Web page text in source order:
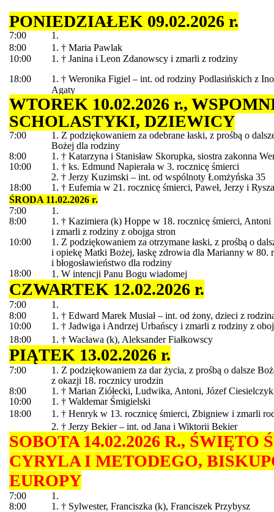
PONIEDZIAŁEK 09.02.2026 r.
7:00
1.
8:00
1. † Maria Pawlak
10:00
1. † Janina i Leon Zdanowscy i zmarli z rodziny
18:00
1. † Weronika Figiel – int. od rodziny Podlasińskich z
Agaty
WTOREK 10.02.2026 r.,
SCHOLASTYKI, DZIEWICY
7:00
1. Z podziękowaniem za odebrane łaski, z prośbą o
Bożej dla rodziny
8:00
1. † Katarzyna i Stanisław Skorupka, siostra zakonna
10:00
1. † ks. Edmund Napierała w 3. rocznicę śmierci
2. † Jerzy Kuzimski – int. od wspólnoty Łomżyńska 35
18:00
1. † Eufemia w 21. rocznicę śmierci, Paweł, Jerzy i
ŚRODA 11.02.2026 r.
7:00
1.
8:00
1. † Kazimiera (k) Hoppe w 18. rocznicę śmierci,
i zmarli z rodziny z obojga stron
10:00
1. Z podziękowaniem za otrzymane łaski, z prośbą o
i opiekę Matki Bożej, łaskę zdrowia dla Marianny w 80.
i błogosławieństwo dla rodziny
18:00
1. W intencji Panu Bogu wiadomej
CZWARTEK 12.02.2026 r.
7:00
1.
8:00
1. † Edward Marek Musiał – int. od żony, dzieci z
10:00
1. † Jadwiga i Andrzej Urbańscy i zmarli z rodziny z
18:00
1. † Wacława (k), Aleksander Fiałkowscy
PIĄTEK 13.02.2026 r.
7:00
1. Z podziękowaniem za dar życia, z prośbą o dalsze
z okazji 18. rocznicy urodzin
8:00
1. † Marian Ziółecki, Ludwika, Antoni, Józef Ciesielczyk
10:00
1. † Waldemar Śmigielski
18:00
1. † Henryk w 13. rocznicę śmierci, Zbigniew i zmarli
2. † Jerzy Bekier – int. od Jana i Wiktorii Bekier
SOBOTA 14.02.2026 R., ŚWIĘTO
CYRYLA I METODEGO,
EUROPY
7:00
1.
8:00
1. † Sylwester, Franciszka (k), Franciszek Przybysz